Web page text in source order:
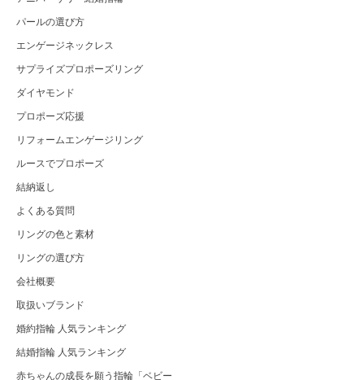
パールの選び方
エンゲージネックレス
サプライズプロポーズリング
ダイヤモンド
プロポーズ応援
リフォームエンゲージリング
ルースでプロポーズ
結納返し
よくある質問
リングの色と素材
リングの選び方
会社概要
取扱いブランド
婚約指輪 人気ランキング
結婚指輪 人気ランキング
赤ちゃんの成長を願う指輪「ベビー